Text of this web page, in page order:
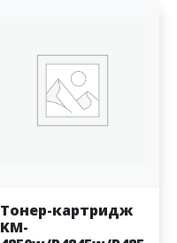
Тонер-картридж
KM-